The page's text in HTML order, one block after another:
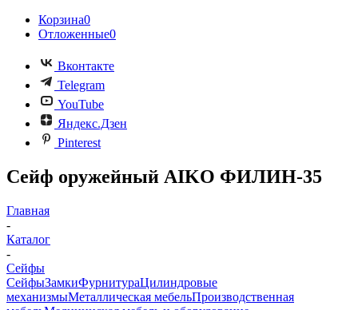
Корзина0
Отложенные0
Вконтакте
Telegram
YouTube
Яндекс.Дзен
Pinterest
Сейф оружейный AIKO ФИЛИН-35
Главная
-
Каталог
-
Сейфы
СейфыЗамкиФурнитураЦилиндровые
механизмыМеталлическая мебельПроизводственная